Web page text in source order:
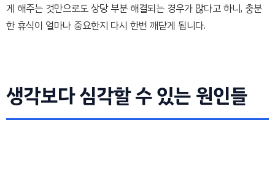
게 해주는 것만으로도 상당 부분 해결되는 경우가 많다고 하니, 충분
한 휴식이 얼마나 중요한지 다시 한번 깨닫게 됩니다.
생각보다 심각할 수 있는 원인들